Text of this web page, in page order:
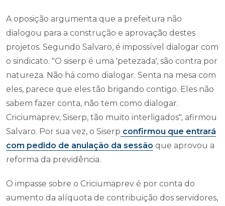
A oposição argumenta que a prefeitura não
dialogou para a construção e aprovação destes
projetos. Segundo Salvaro, é impossível dialogar com
o sindicato. "O siserp é uma 'petezada', são contra por
natureza. Não há como dialogar. Senta na mesa com
eles, parece que eles tão brigando contigo. Eles não
sabem fazer conta, não tem como dialogar.
Criciumaprev, Siserp, tão muito interligados", afirmou
Salvaro. Por sua vez, o Siserp confirmou que entrará
com pedido de anulação da sessão que aprovou a
reforma da previdência.
O impasse sobre o Criciumaprev é por conta do
aumento da alíquota de contribuição dos servidores,